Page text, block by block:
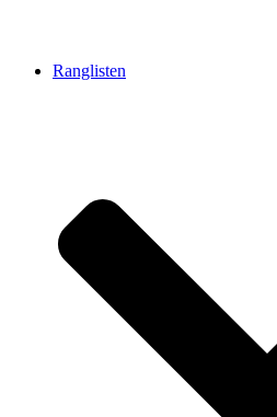
Ranglisten